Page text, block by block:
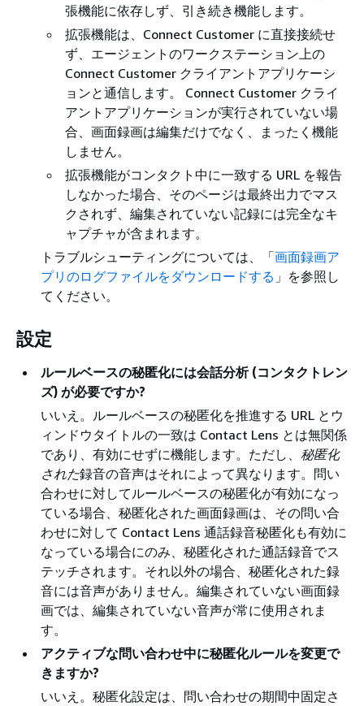
張機能に依存しず、引き続き機能します。
拡張機能は、Connect Customer に直接接続せ
ず、エージェントのワークステーション上の
Connect Customer クライアントアプリケーシ
ョンと通信します。 Connect Customer クライ
アントアプリケーションが実行されていない場
合、画面録画は編集だけでなく、まったく機能
しません。
拡張機能がコンタクト中に一致する URL を報告
しなかった場合、そのページは最終出力でマス
クされず、編集されていない記録には完全なキ
ャプチャが含まれます。
トラブルシューティングについては、「画面録画ア
プリのログファイルをダウンロードする 」を参照し
てください。
設定
ルールベースの秘匿化には会話分析 (コンタクトレン
ズ) が必要ですか?
いいえ。ルールベースの秘匿化を推進する URL とウ
ィンドウタイトルの一致は Contact Lens とは無関係
であり、有効にせずに機能します。ただし、 秘匿化
された録音の音声はそれによって異なります。問い
合わせに対してルールベースの秘匿化が有効になっ
ている場合、秘匿化された画面録画は、その問い合
わせに対して Contact Lens 通話録音秘匿化も有効に
なっている場合にのみ、秘匿化された通話録音でス
テッチされます。それ以外の場合、秘匿化された録
音には音声がありません。編集されていない画面録
画では、編集されていない音声が常に使用されま
す。
アクティブな問い合わせ中に秘匿化ルールを変更で
きますか?
いいえ。秘匿化設定は、問い合わせの期間中固定さ